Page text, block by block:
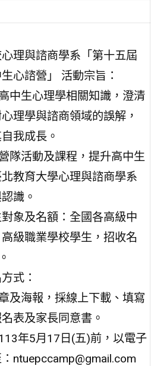
理與諮商學系「第十五屆
心諮營」 活動宗旨：
中生心理學相關知識，澄清
理學與諮商領域的誤解，
我成長。
隊活動及課程，提升高中生
教育大學心理與諮商學系
識。
象及名額：全國各高級中
級職業學校學生，招收名
式：
及海報，採線上下載、填寫
表及家長同意書。
年5月17日(五)前，以電子
ntuepccamp@gmail.com